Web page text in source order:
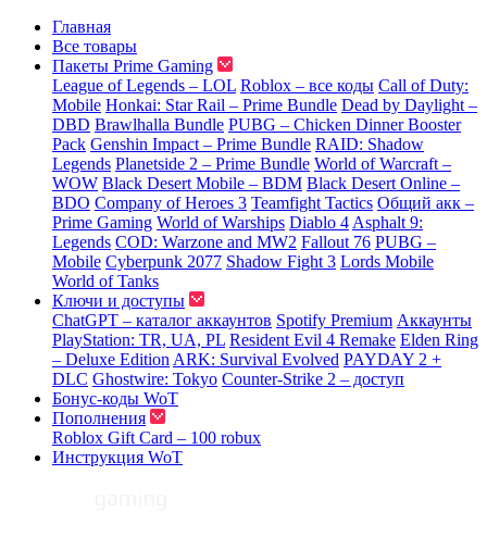
Главная
Все товары
Пакеты Prime Gaming
League of Legends – LOL Roblox – все коды Call of Duty:
Mobile Honkai: Star Rail – Prime Bundle Dead by Daylight –
DBD Brawlhalla Bundle PUBG – Chicken Dinner Booster
Pack Genshin Impact – Prime Bundle RAID: Shadow
Legends Planetside 2 – Prime Bundle World of Warcraft –
WOW Black Desert Mobile – BDM Black Desert Online –
BDO Company of Heroes 3 Teamfight Tactics Общий акк –
Prime Gaming World of Warships Diablo 4 Asphalt 9:
Legends COD: Warzone and MW2 Fallout 76 PUBG –
Mobile Cyberpunk 2077 Shadow Fight 3 Lords Mobile
World of Tanks
Ключи и доступы
ChatGPT – каталог аккаунтов Spotify Premium Аккаунты
PlayStation: TR, UA, PL Resident Evil 4 Remake Elden Ring
– Deluxe Edition ARK: Survival Evolved PAYDAY 2 +
DLC Ghostwire: Tokyo Counter-Strike 2 – доступ
Бонус-коды WoT
Пополнения
Roblox Gift Card – 100 robux
Инструкция WoT